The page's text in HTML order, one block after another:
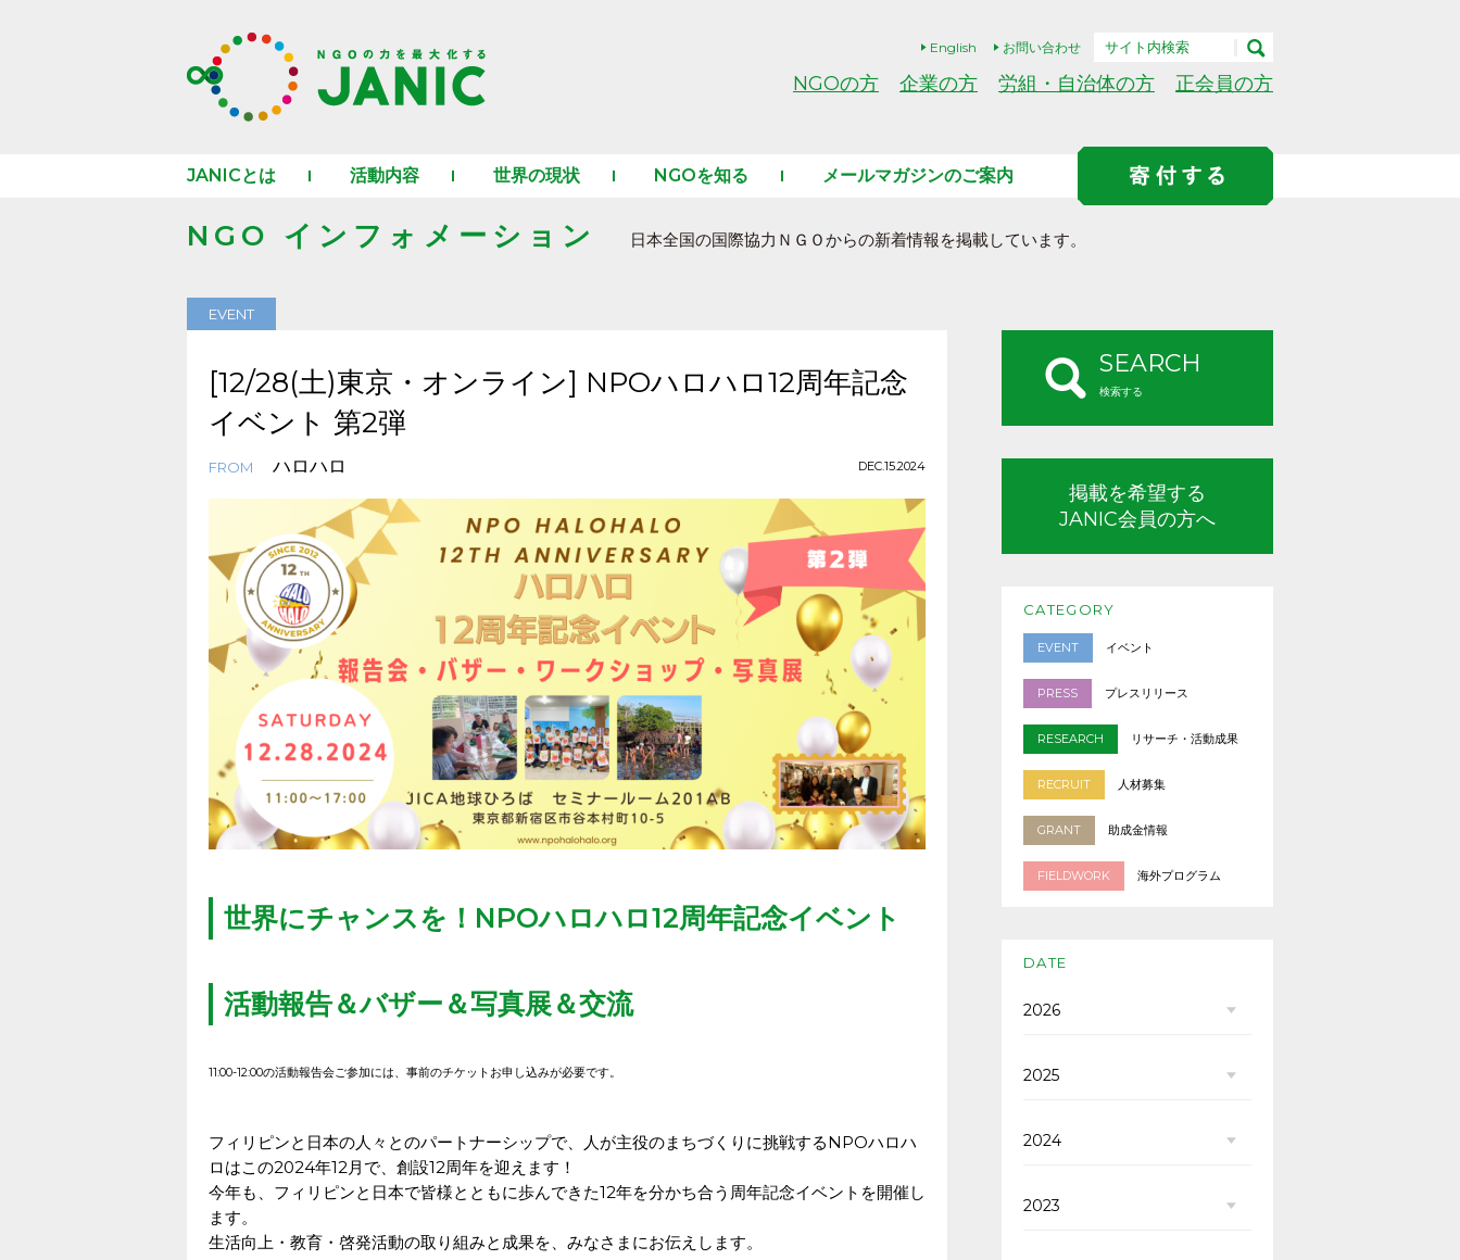
English お問い合わせ
NGOの方 企業の方 労組・自治体の方 正会員の方
JANICとは 活動内容 世界の現状 NGOを知る メールマガジンのご案内
NGO インフォメーション 日本全国の国際協力ＮＧＯからの新着情報を掲載しています。
EVENT
[12/28(土)東京・オンライン] NPOハロハロ12周年記念
イベント 第2弾
FROM ハロハロ DEC.15.2024
世界にチャンスを！NPOハロハロ12周年記念イベント
活動報告＆バザー＆写真展＆交流
11:00-12:00の活動報告会ご参加には、事前のチケットお申し込みが必要です。
フィリピンと日本の人々とのパートナーシップで、人が主役のまちづくりに挑戦するNPOハロハ
ロはこの2024年12月で、創設12周年を迎えます！
今年も、フィリピンと日本で皆様とともに歩んできた12年を分かち合う周年記念イベントを開催し
ます。
生活向上・教育・啓発活動の取り組みと成果を、みなさまにお伝えします。
SEARCH
検索する
掲載を希望する
JANIC会員の方へ
CATEGORY
EVENT イベント
PRESS プレスリリース
RESEARCH リサーチ・活動成果
RECRUIT 人材募集
GRANT 助成金情報
FIELDWORK 海外プログラム
DATE
2026
2025
2024
2023